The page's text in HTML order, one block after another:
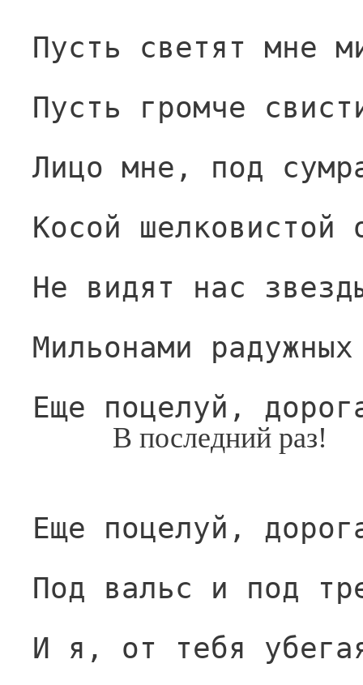
Пусть светят мне
Пусть громче
Лицо мне, под
Косой шелковистой
Не видят нас
Мильонами
Еще поцелуй,
В последний раз!
Еще поцелуй,
Под вальс и под
И я, от тебя